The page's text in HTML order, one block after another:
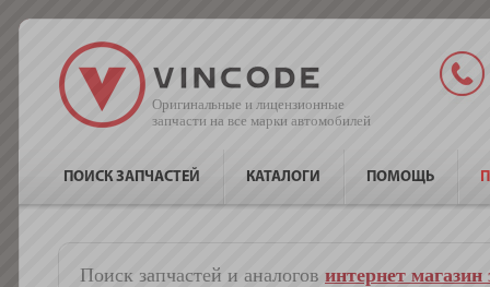
Оригинальные и лицензионные
запчасти на все марки автомобилей
ПОИСК ЗАПЧАСТЕЙ КАТАЛОГИ ПОМОЩЬ
Поиск запчастей и аналогов интернет